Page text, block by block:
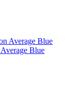
Blue